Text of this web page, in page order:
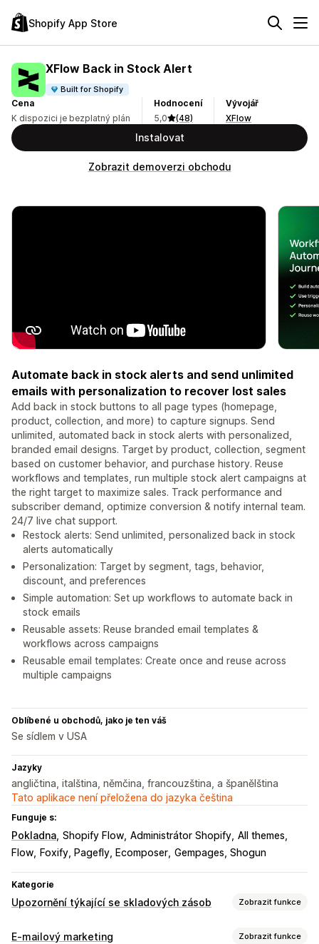
Shopify App Store
XFlow Back in Stock Alert
Built for Shopify
Cena
K dispozici je bezplatný plán
Hodnocení
5,0
(48)
Vývojář
XFlow
Instalovat
Zobrazit demoverzi obchodu
Automate back in stock alerts and send unlimited
emails with personalization to recover lost sales
Add back in stock buttons to all page types (homepage,
product, collection, and more) to capture signups. Send
unlimited, automated back in stock alerts with personalized,
branded email designs. Target by product, collection, segment
based on customer behavior, and purchase history. Reuse
workflows and templates, run multiple stock alert campaigns at
the right target to maximize sales. Track performance and
subscriber demand, optimize conversion & notify internal team.
24/7 live chat support.
Restock alerts: Send unlimited, personalized back in stock
alerts automatically
Personalization: Target by segment, tags, behavior,
discount, and preferences
Simple automation: Set up workflows to automate back in
stock emails
Reusable assets: Reuse branded email templates &
workflows across campaigns
Reusable email templates: Create once and reuse across
multiple campaigns
Oblíbené u obchodů, jako je ten váš
Se sídlem v USA
Jazyky
angličtina, italština, němčina, francouzština, a španělština
Tato aplikace není přeložena do jazyka čeština
Funguje s:
Pokladna Shopify Flow Administrátor Shopify All themes
Flow
Foxify, Pagefly, Ecomposer Gempages, Shogun
Kategorie
Upozornění týkající se skladových zásob Zobrazit funkce
Notifikace
E-mailový marketing Zobrazit funkce